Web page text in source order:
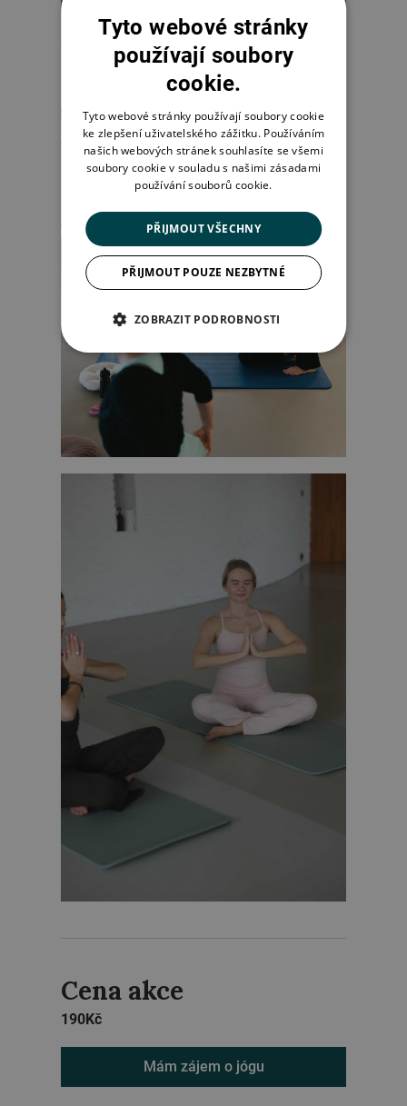
Cena akce
190Kč
Mám zájem o jógu
Tyto webové stránky
používají soubory
cookie.
Tyto webové stránky používají soubory cookie
ke zlepšení uživatelského zážitku. Používáním
našich webových stránek souhlasíte se všemi
soubory cookie v souladu s našimi zásadami
používání souborů cookie.
PŘIJMOUT VŠECHNY
PŘIJMOUT POUZE NEZBYTNÉ
ZOBRAZIT PODROBNOSTI